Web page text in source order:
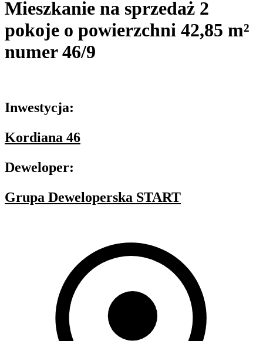
Mieszkanie na sprzedaż 2
pokoje o powierzchni 42,85 m²
numer 46/9
Inwestycja:
Kordiana 46
Deweloper:
Grupa Deweloperska START